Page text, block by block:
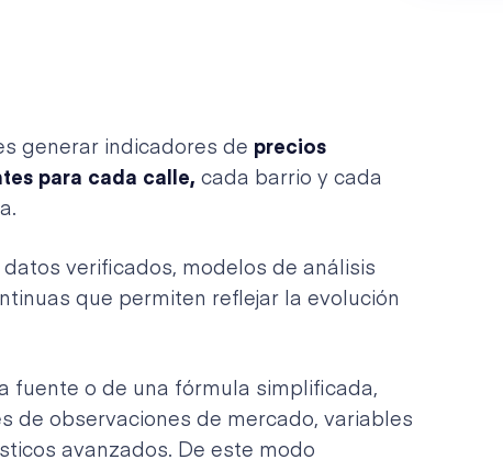
generar indicadores de precios
para cada calle, cada barrio y cada
verificados, modelos de análisis
que permiten reflejar la evolución
fuente o de una fórmula simplificada,
de observaciones de mercado, variables
avanzados. De este modo